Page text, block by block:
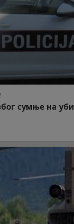
сумње на